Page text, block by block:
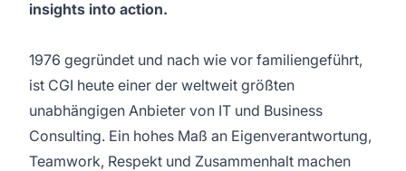
insights into action.
1976 gegründet und nach wie vor familiengeführt,
ist CGI heute einer der weltweit größten
unabhängigen Anbieter von IT und Business
Consulting. Ein hohes Maß an Eigenverantwortung,
Teamwork, Respekt und Zusammenhalt machen